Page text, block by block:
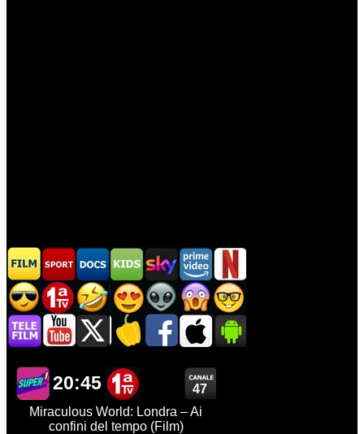
20:45
47
Miraculous World: Londra – Ai
confini del tempo (Film)